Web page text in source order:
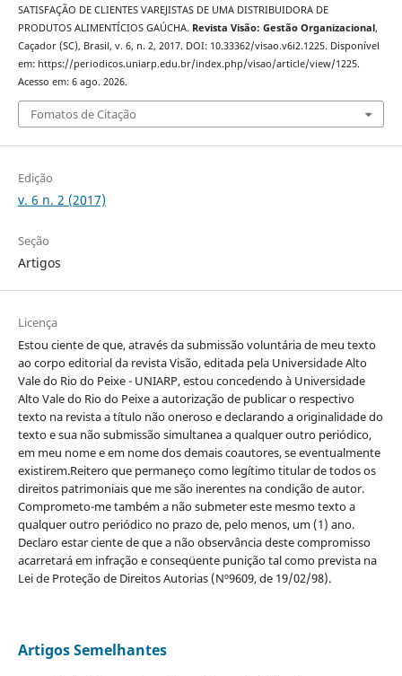
SATISFAÇÃO DE CLIENTES VAREJISTAS DE UMA DISTRIBUIDORA DE
PRODUTOS ALIMENTÍCIOS GAÚCHA. Revista Visão: Gestão Organizacional,
Caçador (SC), Brasil, v. 6, n. 2, 2017. DOI: 10.33362/visao.v6i2.1225. Disponível
em: https://periodicos.uniarp.edu.br/index.php/visao/article/view/1225.
Acesso em: 6 ago. 2026.
Fomatos de Citação
Edição
v. 6 n. 2 (2017)
Seção
Artigos
Licença
Estou ciente de que, através da submissão voluntária de meu texto
ao corpo editorial da revista Visão, editada pela Universidade Alto
Vale do Rio do Peixe - UNIARP, estou concedendo à Universidade
Alto Vale do Rio do Peixe a autorização de publicar o respectivo
texto na revista a título não oneroso e declarando a originalidade do
texto e sua não submissão simultanea a qualquer outro periódico,
em meu nome e em nome dos demais coautores, se eventualmente
existirem.Reitero que permaneço como legítimo titular de todos os
direitos patrimoniais que me são inerentes na condição de autor.
Comprometo-me também a não submeter este mesmo texto a
qualquer outro periódico no prazo de, pelo menos, um (1) ano.
Declaro estar ciente de que a não observância deste compromisso
acarretará em infração e conseqüente punição tal como prevista na
Lei de Proteção de Direitos Autorias (Nº9609, de 19/02/98).
Artigos Semelhantes